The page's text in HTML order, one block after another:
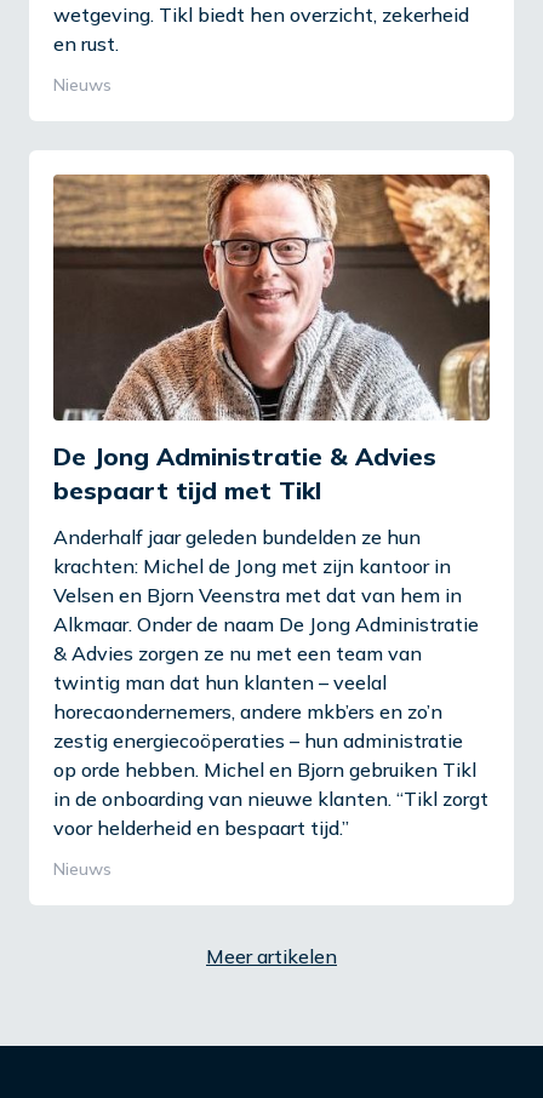
wetgeving. Tikl biedt hen overzicht, zekerheid
en rust.
Nieuws
De Jong Administratie & Advies
bespaart tijd met Tikl
Anderhalf jaar geleden bundelden ze hun
krachten: Michel de Jong met zijn kantoor in
Velsen en Bjorn Veenstra met dat van hem in
Alkmaar. Onder de naam De Jong Administratie
& Advies zorgen ze nu met een team van
twintig man dat hun klanten – veelal
horecaondernemers, andere mkb’ers en zo’n
zestig energiecoöperaties – hun administratie
op orde hebben. Michel en Bjorn gebruiken Tikl
in de onboarding van nieuwe klanten. “Tikl zorgt
voor helderheid en bespaart tijd.”
Nieuws
Meer artikelen